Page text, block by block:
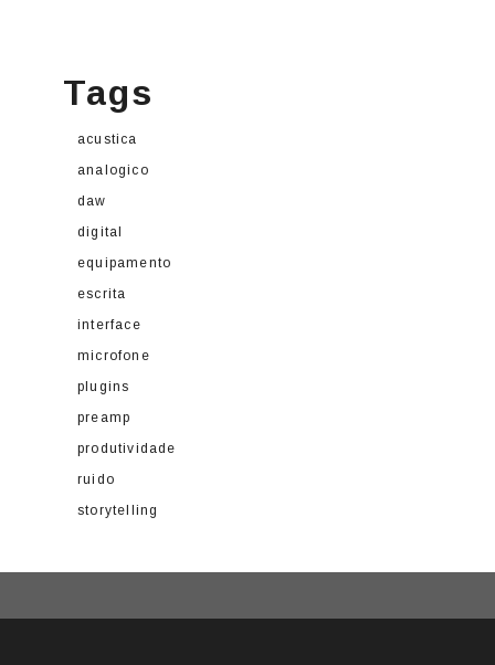
Tags
acustica
analogico
daw
digital
equipamento
escrita
interface
microfone
plugins
preamp
produtividade
ruido
storytelling